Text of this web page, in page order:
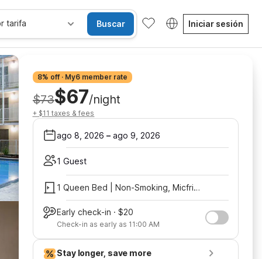
tarifa Buscar Iniciar sesión
8% off · My6 member rate
$73$67/night
+ $11 taxes & fees
ago 8, 2026 – ago 9, 2026
1 Guest
1 Queen Bed | Non-Smoking, Micfridge
Early check-in · $20
Check-in as early as 11:00 AM
Stay longer, save more